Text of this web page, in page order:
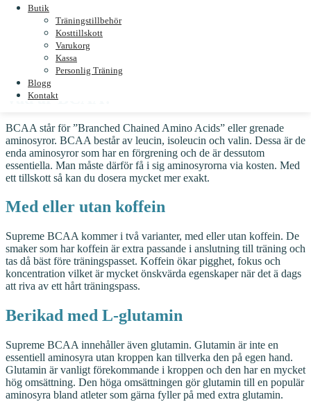
Butik
Träningstillbehör
Kosttillskott
Varukorg
Kassa
Personlig Träning
Blogg
Kontakt
6 000 mg BCAA
Riktigt bra smaker
Berikad med L-glutamin
Sockerfri
Med / utan koffein
Vad är BCAA?
BCAA står för ”Branched Chained Amino Acids” eller grenade
aminosyror. BCAA består av leucin, isoleucin och valin. Dessa är de
enda aminosyror som har en förgrening och de är dessutom
essentiella. Man måste därför få i sig aminosyrorna via kosten. Med
ett tillskott så kan du dosera mycket mer exakt.
Med eller utan koffein
Supreme BCAA kommer i två varianter, med eller utan koffein. De
smaker som har koffein är extra passande i anslutning till träning och
tas då bäst före träningspasset. Koffein ökar pigghet, fokus och
koncentration vilket är mycket önskvärda egenskaper när det ä dags
att riva av ett hårt träningspass.
Berikad med L-glutamin
Supreme BCAA innehåller även glutamin. Glutamin är inte en
essentiell aminosyra utan kroppen kan tillverka den på egen hand.
Glutamin är vanligt förekommande i kroppen och den har en mycket
hög omsättning. Den höga omsättningen gör glutamin till en populär
aminosyra bland atleter som gärna fyller på med extra glutamin.